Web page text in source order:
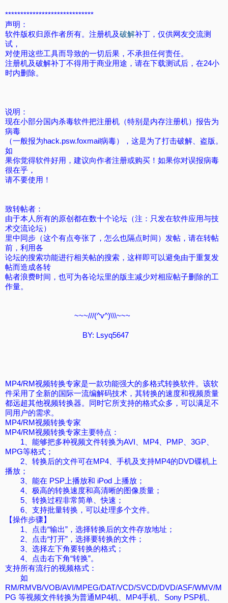
*****************************
声明：
软件版权归原作者所有。注册机及破解补丁，仅供网友交流测
试，
对使用这些工具而导致的一切后果，不承担任何责任。
注册机及破解补丁不得用于商业用途，请在下载测试后，在24小
时内删除。
说明：
现在小部分国内杀毒软件把注册机（特别是内存注册机）报告为
病毒
（一般报为hack.psw.foxmail病毒），这是为了打击破解、盗版。
如
果你觉得软件好用，建议向作者注册或购买！如果你对误报病毒
很在乎，
请不要使用！
致转帖者：
由于本人所有的原创都在数十个论坛（注：只发在软件应用与技
术交流论坛）
里中同步（这个有点夸张了，怎么也隔点时间）发帖，请在转帖
前，利用各
论坛的搜索功能进行相关帖的搜索，这样即可以避免由于重复发
帖而造成各转
帖者浪费时间，也可为各论坛里的版主减少对相应帖子删除的工
作量。
~~~///(^v^)\\\~~~
BY: Lsyq5647
MP4/RM视频转换专家是一款功能强大的多格式转换软件。该软
件采用了全新的国际一流编解码技术，其转换的速度和视频质量
都远超其他视频转换器。同时它所支持的格式众多，可以满足不
同用户的需求。
MP4/RM视频转换专家
MP4/RM视频转换专家主要特点：
1、能够把多种视频文件转换为AVI、MP4、PMP、3GP、
MPG等格式；
2、转换后的文件可在MP4、手机及支持MP4的DVD碟机上
播放；
3、能在 PSP上播放和 iPod 上播放；
4、极高的转换速度和高清晰的图像质量；
5、转换过程非常简单、快速；
6、支持批量转换，可以处理多个文件。
【操作步骤】
1、点击“输出”，选择转换后的文件存放地址；
2、点击“打开”，选择要转换的文件；
3、选择左下角要转换的格式；
4、点击右下角“转换”。
支持所有流行的视频格式：
如
RM/RMVB/VOB/AVI/MPEG/DAT/VCD/SVCD/DVD/ASF/WMV/M
PG 等视频文件转换为普通MP4机、MP4手机、Sony PSP机、